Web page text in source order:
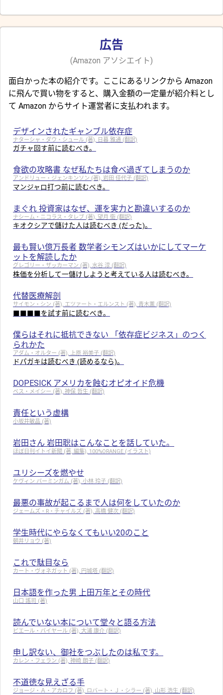
広告
(Amazon アソシエイト)
面白かった本の紹介です。ここにあるリンクから Amazon
に飛んで買い物をすると、購入金額の一定量が紹介料とし
て Amazon からサイト運営者に支払われます。
デザインされたギャンブル依存症
ナターシャ・ダウ・シュール (著), 日暮 雅通 (翻訳)
ガチャ回す前に読むべき。
食欲の攻略書 なぜ私たちは食べ過ぎてしまうのか
アンドリュー・ジェンキンソン (著), 岩田 佳代子 (翻訳)
マンジャロ打つ前に読むべき。
まぐれ 投資家はなぜ、運を実力と勘違いするのか
ナシーム・ニコラス・タレブ (著), 望月 衛 (翻訳)
キオクシアで儲けた人は読むべき (だった)。
最も賢い億万長者 数学者シモンズはいかにしてマーケ
ットを解読したか
グレゴリー・ザッカーマン (著), 水谷 淳 (翻訳)
株価を分析して一儲けしようと考えている人は読むべき。
代替医療解剖
サイモン・シン (著), エツァート・エルンスト (著), 青木薫 (翻訳)
■■■■を試す前に読むべき。
僕らはそれに抵抗できない 「依存症ビジネス」のつく
られかた
アダム・オルター (著), 上原 裕美子 (翻訳)
ドパガキは読むべき (読めるなら)。
DOPESICK アメリカを蝕むオピオイド危機
ベス・メイシー (著), 神保 哲生 (翻訳)
責任という虚構
小坂井敏晶 (著)
岩田さん 岩田聡はこんなことを話していた。
ほぼ日刊イトイ新聞 (著, 編集), 100%ORANGE (イラスト)
ユリシーズを燃やせ
ケヴィン バーミンガム (著), 小林 玲子 (翻訳)
最悪の事故が起こるまで人は何をしていたのか
ジェームズ・R・チャイルズ (著), 高橋 健次 (翻訳)
学生時代にやらなくてもいい20のこと
朝井リョウ (著)
これで駄目なら
カート・ヴォネガット (著), 円城塔 (翻訳)
日本語を作った男 上田万年とその時代
山口 謠司 (著)
読んでいない本について堂々と語る方法
ピエール・バイヤール (著), 大浦 康介 (翻訳)
申し訳ない、御社をつぶしたのは私です。
カレン・フェラン (著), 神崎 朗子 (翻訳)
不道徳な見えざる手
ジョージ・Ａ・アカロフ (著), ロバート・Ｊ・シラー (著), 山形 浩生 (翻訳)